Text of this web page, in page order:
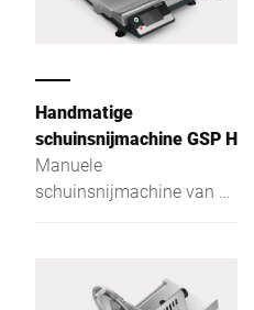
Handmatige
schuinsnijmachine GSP H
Manuele
schuinsnijmachine van de
ergonomie, hygiëne en